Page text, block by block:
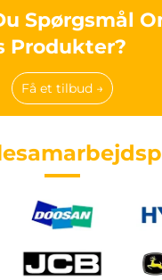
Spørgsmål
Produkter?
Få et tilbud →